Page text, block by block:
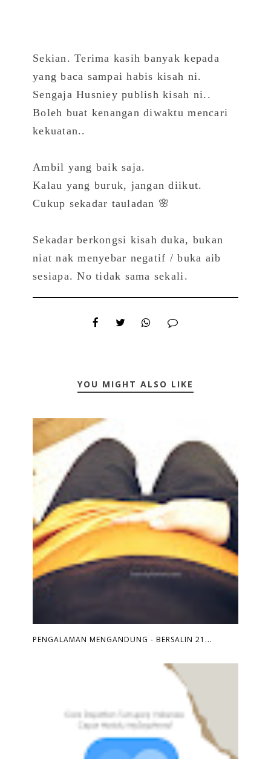
Sekian. Terima kasih banyak kepada
yang baca sampai habis kisah ni.
Sengaja Husniey publish kisah ni..
Boleh buat kenangan diwaktu mencari
kekuatan..
Ambil yang baik saja.
Kalau yang buruk, jangan diikut.
Cukup sekadar tauladan 🌸
Sekadar berkongsi kisah duka, bukan
niat nak menyebar negatif / buka aib
sesiapa. No tidak sama sekali.
YOU MIGHT ALSO LIKE
PENGALAMAN MENGANDUNG - BERSALIN 21...